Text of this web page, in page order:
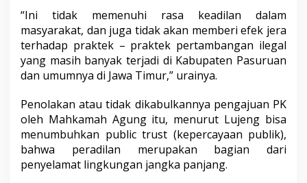
“Ini tidak memenuhi rasa keadilan dalam
masyarakat, dan juga tidak akan memberi efek jera
terhadap praktek – praktek pertambangan ilegal
yang masih banyak terjadi di Kabupaten Pasuruan
dan umumnya di Jawa Timur,” urainya.
Penolakan atau tidak dikabulkannya pengajuan PK
oleh Mahkamah Agung itu, menurut Lujeng bisa
menumbuhkan public trust (kepercayaan publik),
bahwa peradilan merupakan bagian dari
penyelamat lingkungan jangka panjang.